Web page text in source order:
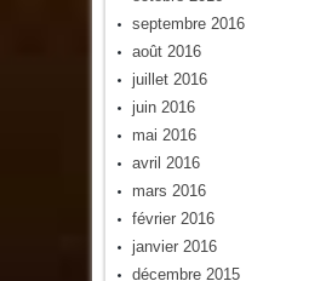
septembre 2016
août 2016
juillet 2016
juin 2016
mai 2016
avril 2016
mars 2016
février 2016
janvier 2016
décembre 2015